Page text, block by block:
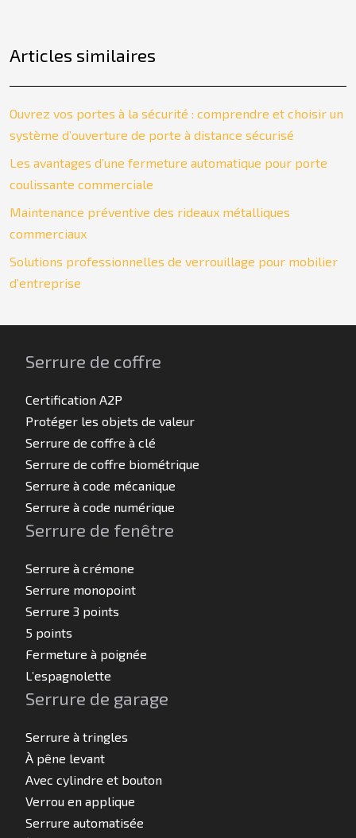
Articles similaires
Ouvrez vos portes à la sécurité : comprendre et choisir un
système d’ouverture de porte à distance sécurisé
Les avantages d’une fermeture automatique pour porte
coulissante commerciale
Maintenance préventive des rideaux métalliques
commerciaux
Solutions professionnelles de verrouillage pour mobilier
d’entreprise
Serrure de coffre
Certification A2P
Protéger les objets de valeur
Serrure de coffre à clé
Serrure de coffre biométrique
Serrure à code mécanique
Serrure à code numérique
Serrure de fenêtre
Serrure à crémone
Serrure monopoint
Serrure 3 points
5 points
Fermeture à poignée
L’espagnolette
Serrure de garage
Serrure à tringles
À pêne levant
Avec cylindre et bouton
Verrou en applique
Serrure automatisée